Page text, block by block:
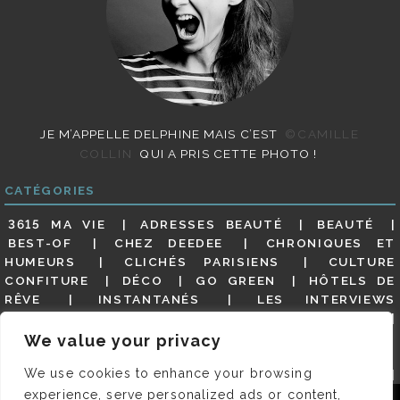
We value your privacy
We use cookies to enhance your browsing
experience, serve personalized ads or content,
JE M’APPELLE DELPHINE MAIS C’EST
©CAMILLE
COLLIN
QUI A PRIS CETTE PHOTO !
CATÉGORIES
3615 MA VIE ADRESSES BEAUTÉ
BEAUTÉ
BEST-OF
CHEZ DEEDEE
CHRONIQUES ET
HUMEURS
CLICHÉS PARISIENS
CULTURE
CONFITURE
DÉCO GO GREEN
HÔTELS DE
RÊVE
INSTANTANÉS
LES INTERVIEWS
MES ADRESSES
MODE NON CLASSÉ
GUIDE
PARIS EN PHOTOS
RESTAURANTS
REVUE DE PRESSE DÉTAILLÉE, SIOU PLAIT